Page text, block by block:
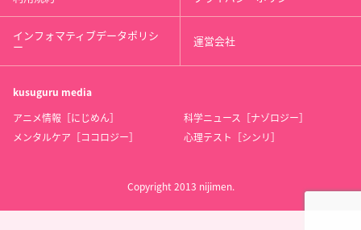
インフォマティブデータポリシ
ー 運営会社
kusuguru media
アニメ情報［にじめん］
科学ニュース［ナゾロジー］
メンタルケア［ココロジー］
心理テスト［シンリ］
Copyright 2013 nijimen.